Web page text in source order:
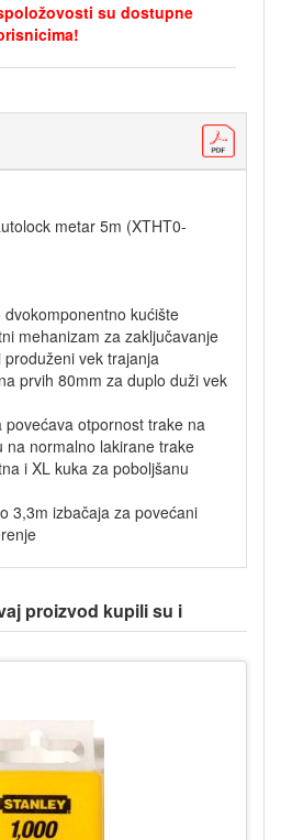
su dostupne
metar 5m (XTHT0-
kućište
mehanizam za zaključavanje
vek trajanja
prvih 80mm za duplo duži vek
povećava otpornost trake na
na normalno lakirane trake
i XL kuka za poboljšanu
3,3m izbačaja za povećani
proizvod kupili su i